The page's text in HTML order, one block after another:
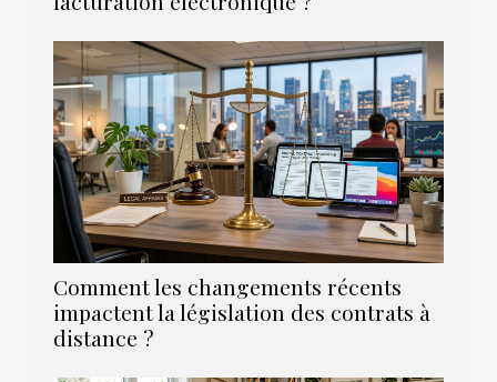
Comment les changements récents
impactent la législation des contrats à
distance ?